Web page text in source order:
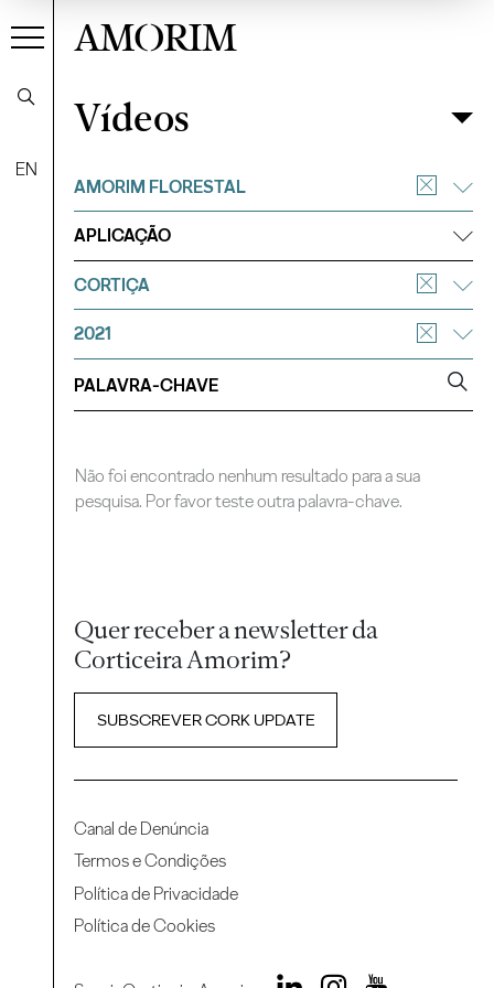
EN
AMORIM
VídeosFiltrar
Vídeos
AMORIM FLORESTAL
APLICAÇÃO
CORTIÇA
2021
Não foi encontrado nenhum resultado para a sua
pesquisa. Por favor teste outra palavra-chave.
Quer receber a newsletter da
Corticeira Amorim?
SUBSCREVER CORK UPDATE
Canal de Denúncia
Termos e Condições
Política de Privacidade
Política de Cookies